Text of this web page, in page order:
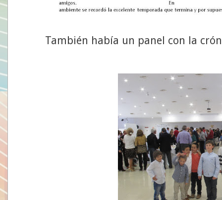
También había un panel con la